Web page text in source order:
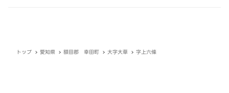
トップ 愛知県 額田郡 幸田町 大字大草 字上六條